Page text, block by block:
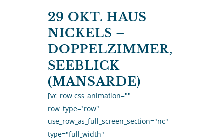
29 OKT. HAUS
NICKELS –
DOPPELZIMMER,
SEEBLICK
(MANSARDE)
[vc_row css_animation=""
row_type="row"
use_row_as_full_screen_section="no"
type="full_width"